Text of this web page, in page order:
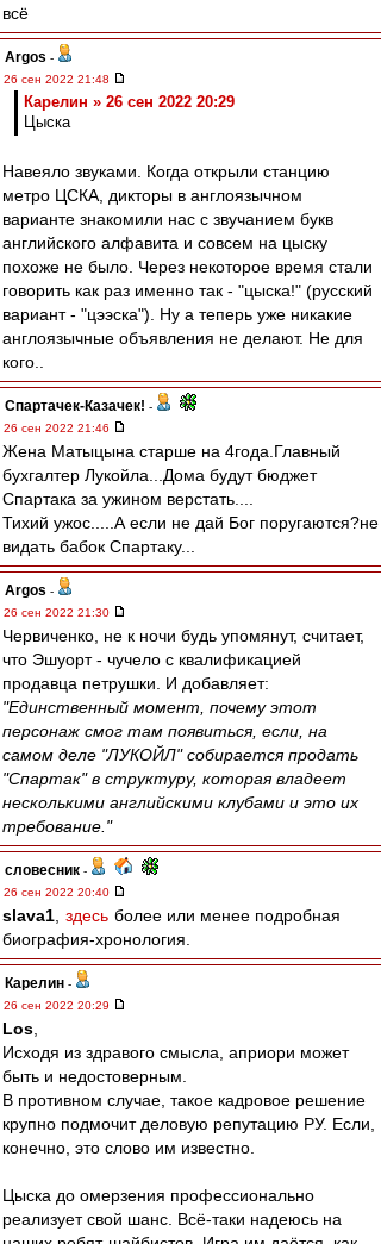
всё
Argos -
26 сен 2022 21:48
Карелин » 26 сен 2022 20:29
Цыска
Навеяло звуками. Когда открыли станцию
метро ЦСКА, дикторы в англоязычном
варианте знакомили нас с звучанием букв
английского алфавита и совсем на цыску
похоже не было. Через некоторое время стали
говорить как раз именно так - "цыска!" (русский
вариант - "цээска"). Ну а теперь уже никакие
англоязычные объявления не делают. Не для
кого..
Спартачек-Казачек! -
26 сен 2022 21:46
Жена Матыцына старше на 4года.Главный
бухгалтер Лукойла...Дома будут бюджет
Спартака за ужином верстать....
Тихий ужос.....А если не дай Бог поругаются?не
видать бабок Спартаку...
Argos -
26 сен 2022 21:30
Червиченко, не к ночи будь упомянут, считает,
что Эшуорт - чучело с квалификацией
продавца петрушки. И добавляет:
"Единственный момент, почему этот
персонаж смог там появиться, если, на
самом деле "ЛУКОЙЛ" собирается продать
"Спартак" в структуру, которая владеет
несколькими английскими клубами и это их
требование."
словесник -
26 сен 2022 20:40
slava1 здесь более или менее подробная
биография-хронология.
Карелин -
26 сен 2022 20:29
Los
Исходя из здравого смысла, априори может
быть и недостоверным.
В противном случае, такое кадровое решение
крупно подмочит деловую репутацию РУ. Если,
конечно, это слово им известно.
Цыска до омерзения профессионально
реализует свой шанс. Всё-таки надеюсь на